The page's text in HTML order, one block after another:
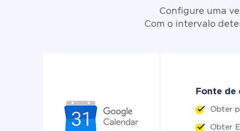
Configure uma
Com o intervalo
Fonte de
Obter
Obter